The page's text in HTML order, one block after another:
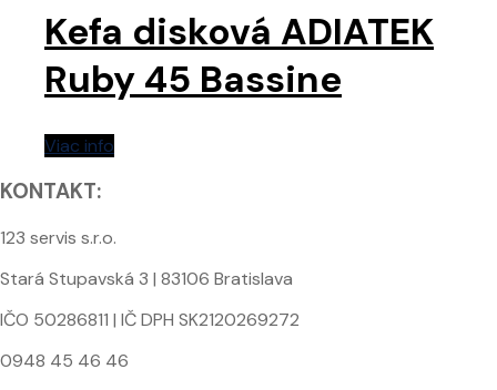
Kefa disková ADIATEK
Ruby 45 Bassine
Viac info
KONTAKT:
123 servis s.r.o.
Stará Stupavská 3 | 83106 Bratislava
IČO 50286811 | IČ DPH SK2120269272
0948 45 46 46